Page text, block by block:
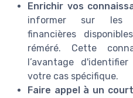
Enrichir vos
informer sur les
financières
réméré. Cette
l’avantage
votre cas spécifique.
Faire appel à un